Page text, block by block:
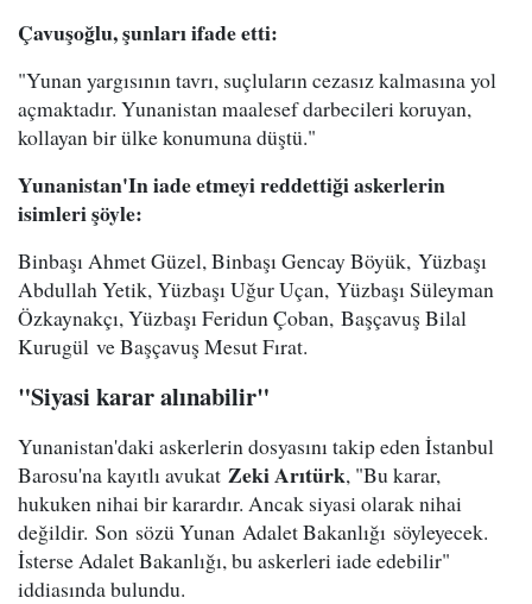
Çavuşoğlu, şunları ifade etti:
"Yunan yargısının tavrı, suçluların cezasız kalmasına yol
açmaktadır. Yunanistan maalesef darbecileri koruyan,
kollayan bir ülke konumuna düştü."
Yunanistan'In iade etmeyi reddettiği askerlerin
isimleri şöyle:
Binbaşı Ahmet Güzel, Binbaşı Gencay Böyük, Yüzbaşı
Abdullah Yetik, Yüzbaşı Uğur Uçan, Yüzbaşı Süleyman
Özkaynakçı, Yüzbaşı Feridun Çoban, Başçavuş Bilal
Kurugül ve Başçavuş Mesut Fırat.
"Siyasi karar alınabilir"
Yunanistan'daki askerlerin dosyasını takip eden İstanbul
Barosu'na kayıtlı avukat Zeki Arıtürk, "Bu karar,
hukuken nihai bir karardır. Ancak siyasi olarak nihai
değildir. Son sözü Yunan Adalet Bakanlığı söyleyecek.
İsterse Adalet Bakanlığı, bu askerleri iade edebilir"
iddiasında bulundu.